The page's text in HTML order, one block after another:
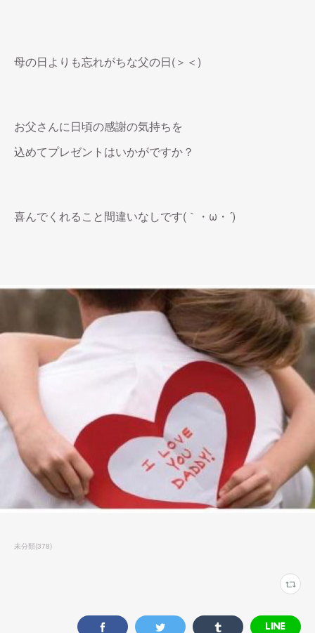
母の日よりも忘れがちな父の日(＞＜)
お父さんに日頃の感謝の気持ちを
込めてプレゼントはいかがですか？
喜んでくれること間違いなしです(｀・ω・´)
未分類(378)